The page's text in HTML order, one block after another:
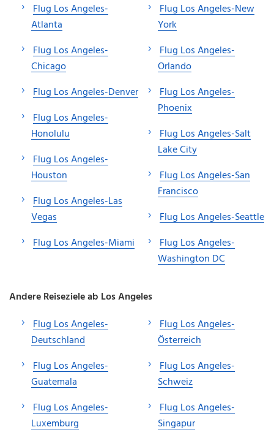
Flug Los Angeles-
Atlanta
Flug Los Angeles-
Chicago
Flug Los Angeles-Denver
Flug Los Angeles-
Honolulu
Flug Los Angeles-
Houston
Flug Los Angeles-Las
Vegas
Flug Los Angeles-Miami
Flug Los Angeles-New
York
Flug Los Angeles-
Orlando
Flug Los Angeles-
Phoenix
Flug Los Angeles-Salt
Lake City
Flug Los Angeles-San
Francisco
Flug Los Angeles-Seattle
Flug Los Angeles-
Washington DC
Andere Reiseziele ab Los Angeles
Flug Los Angeles-
Deutschland
Flug Los Angeles-
Guatemala
Flug Los Angeles-
Luxemburg
Flug Los Angeles-
Österreich
Flug Los Angeles-
Schweiz
Flug Los Angeles-
Singapur